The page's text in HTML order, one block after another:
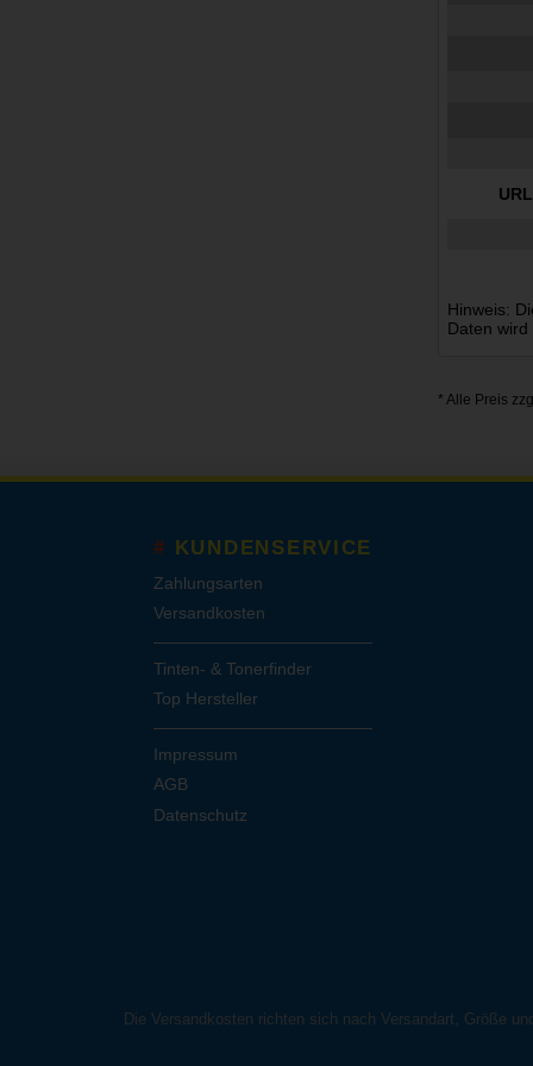
Hinweis:
Daten
* Alle Preis
KUNDENSERVICE
Zahlungsarten
Versandkosten
Tinten- & Tonerfinder
Top Hersteller
Impressum
AGB
Datenschutz
Die Versandkosten richten sich nach Versandart, Größe